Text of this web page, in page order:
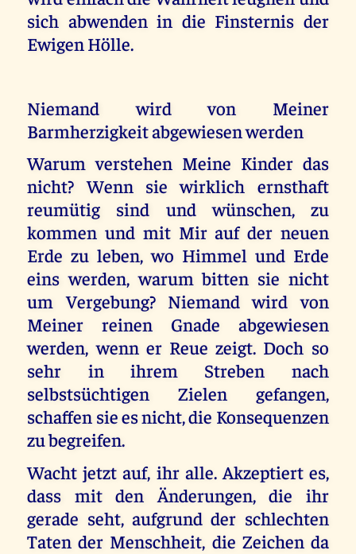
sich abwenden in die Finsternis der
Ewigen Hölle.
Niemand wird von Meiner
Barmherzigkeit abgewiesen werden
Warum verstehen Meine Kinder das
nicht? Wenn sie wirklich ernsthaft
reumütig sind und wünschen, zu
kommen und mit Mir auf der neuen
Erde zu leben, wo Himmel und Erde
eins werden, warum bitten sie nicht
um Vergebung? Niemand wird von
Meiner reinen Gnade abgewiesen
werden, wenn er Reue zeigt. Doch so
sehr in ihrem Streben nach
selbstsüchtigen Zielen gefangen,
schaffen sie es nicht, die Konsequenzen
zu begreifen.
Wacht jetzt auf, ihr alle. Akzeptiert es,
dass mit den Änderungen, die ihr
gerade seht, aufgrund der schlechten
Taten der Menschheit, die Zeichen da